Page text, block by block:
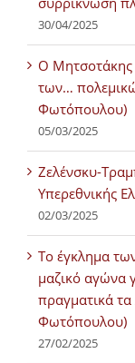
30/04/2025
Ο Μητσοτάκης
των…
Φωτόπουλου)
05/03/2025
Ζελένσκυ-
Υπερεθνικής
02/03/2025
Tο έγκλημα
μαζικό αγώνα
πραγματικά
Φωτόπουλου)
27/02/2025